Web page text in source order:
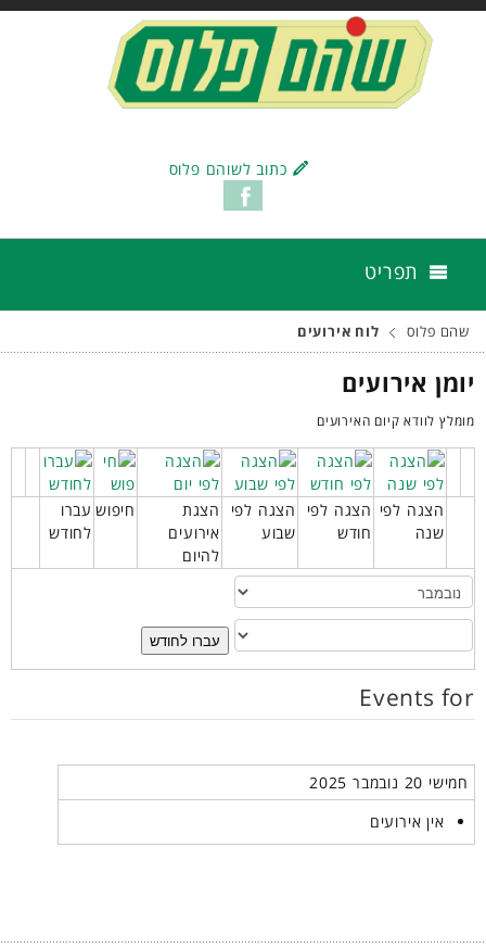
כתוב לשוהם פלוס
תפריט
שהם פלוס לוח אירועים
יומן אירועים
מומלץ לוודא קיום האירועים
הצגה לפי
שנה
הצגה לפי
חודש
הצגה לפי
שבוע
הצגת
אירועים
להיום
חיפוש עברו
לחודש
עברו לחודש
Events for
חמישי 20 נובמבר 2025
אין אירועים